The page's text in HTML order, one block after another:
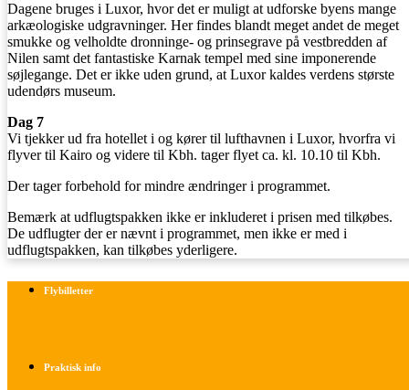
Dagene bruges i Luxor, hvor det er muligt at udforske byens mange
arkæologiske udgravninger. Her findes blandt meget andet de meget
smukke og velholdte dronninge- og prinsegrave på vestbredden af
Nilen samt det fantastiske Karnak tempel med sine imponerende
søjlegange. Det er ikke uden grund, at Luxor kaldes verdens største
udendørs museum.
Dag 7
Vi tjekker ud fra hotellet i og kører til lufthavnen i Luxor, hvorfra vi
flyver til Kairo og videre til Kbh. tager flyet ca. kl. 10.10 til Kbh.
Der tager forbehold for mindre ændringer i programmet.
Bemærk at udflugtspakken ikke er inkluderet i prisen med tilkøbes.
De udflugter der er nævnt i programmet, men ikke er med i
udflugtspakken, kan tilkøbes yderligere.
Flybilletter
Praktisk info